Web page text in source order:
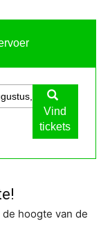
13
Vind
tickets
hoogte van de